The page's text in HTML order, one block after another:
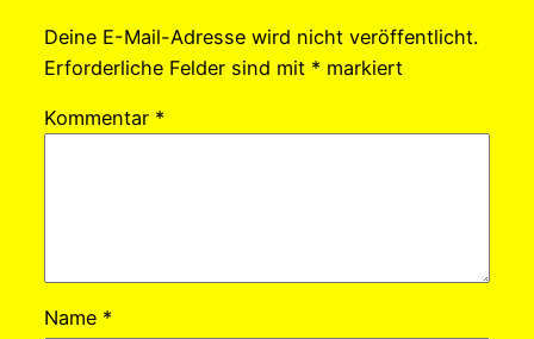
Deine E-Mail-Adresse wird nicht veröffentlicht.
Erforderliche Felder sind mit * markiert
Kommentar *
Name *